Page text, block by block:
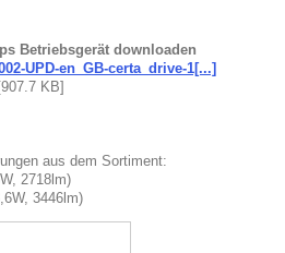
Betriebsgerät downloaden
UPD-en_GB-certa_drive-1[...]
KB]
aus dem Sortiment:
2718lm)
3446lm)